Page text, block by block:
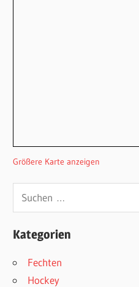
Größere Karte anzeigen
Suchen
nach:
Kategorien
Fechten
Hockey